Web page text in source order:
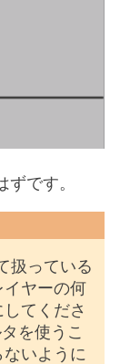
です。
扱っている
ヤーの何
てくださ
を使うこ
いように